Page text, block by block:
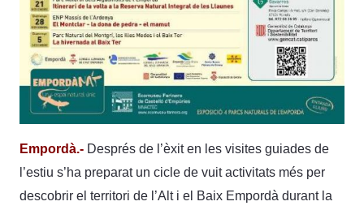
Empordà.- Després de l’èxit en les visites guiades de
l’estiu s’ha preparat un cicle de vuit activitats més per
descobrir el territori de l’Alt i el Baix Empordà durant la